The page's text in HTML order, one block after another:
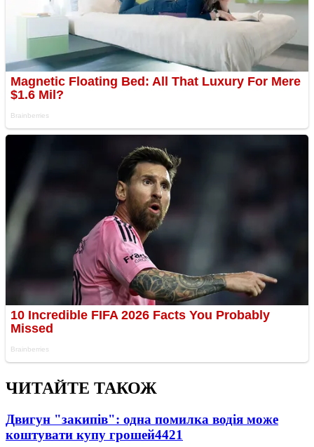
ЧИТАЙТЕ ТАКОЖ
Двигун "закипів": одна помилка водія може
коштувати купу грошей4421